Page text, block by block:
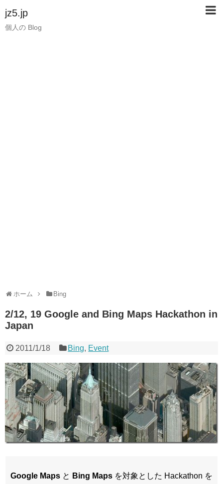
jz5.jp
個人の Blog
ホーム Bing
2/12, 19 Google and Bing Maps Hackathon in
Japan
2011/1/18 Bing, Event
Google Maps と Bing Maps を対象とした Hackathon を